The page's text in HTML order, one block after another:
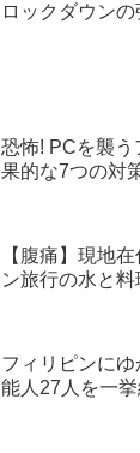
ロックダウン
恐怖! PCを襲う
果的な7つの対
【腹痛】現地
ン旅行の水と
フィリピンに
能人27人を一挙